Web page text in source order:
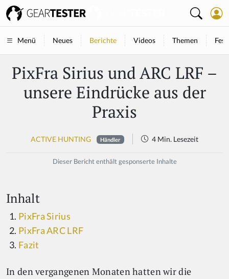
Menü Neues Berichte Videos Themen
PixFra Sirius und ARC LRF –
unsere Eindrücke aus der
Praxis
ACTIVE HUNTING Händler 4 Min. Lesezeit
Dieser Bericht enthält gesponserte Inhalte
Inhalt
PixFra Sirius
PixFra ARC LRF
Fazit
In den vergangenen Monaten hatten wir die